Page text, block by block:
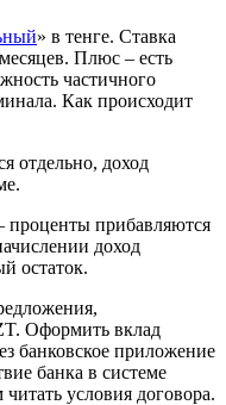
» в тенге. Ставка
Плюс – есть
частичного
Как происходит
отдельно, доход
проценты прибавляются
доход
остаток.
Оформить вклад
банковское приложение
банка в системе
условия договора.